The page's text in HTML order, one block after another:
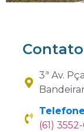
Contato
3ª Av.
(61)